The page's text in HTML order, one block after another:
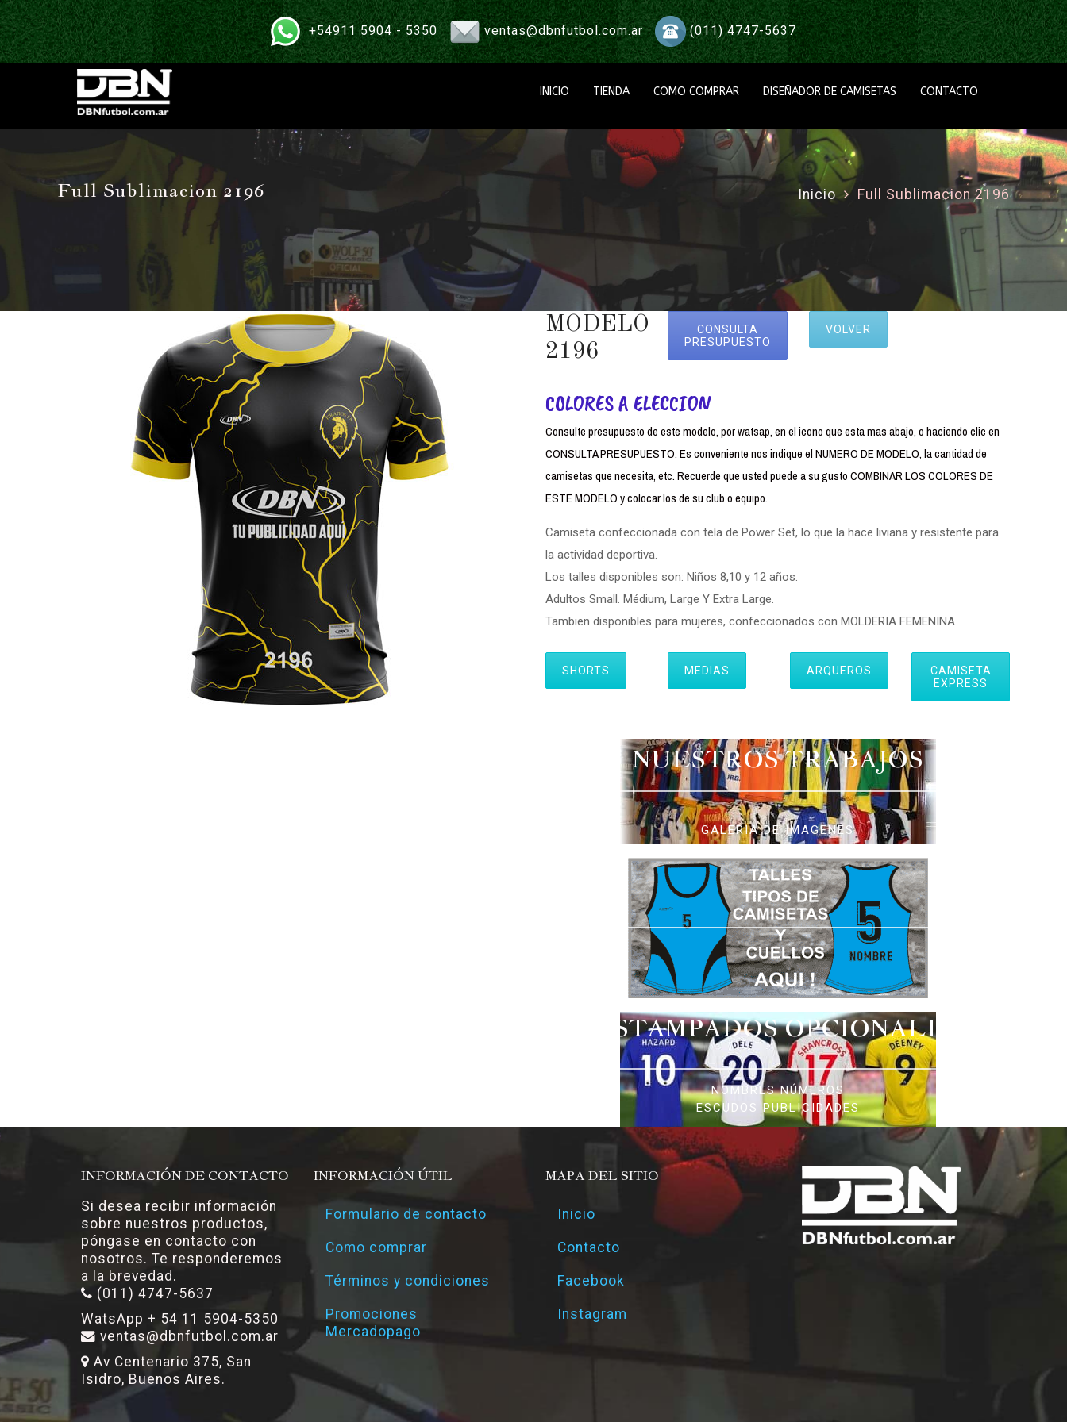
+54911 5904 - 5350 ventas@dbnfutbol.com.ar (011) 4747-5637
INICIO TIENDA COMO COMPRAR DISEÑADOR DE CAMISETAS CONTACTO
Full Sublimacion 2196 Inicio Full Sublimacion 2196
MODELO
2196
CONSULTA
PRESUPUESTO
VOLVER
COLORES A ELECCION
Consulte presupuesto de este modelo, por watsap, en el icono que esta mas abajo, o haciendo clic en
CONSULTA PRESUPUESTO. Es conveniente nos indique el NUMERO DE MODELO, la cantidad de
camisetas que necesita, etc. Recuerde que usted puede a su gusto COMBINAR LOS COLORES DE
ESTE MODELO y colocar los de su club o equipo.
Camiseta confeccionada con tela de Power Set, lo que la hace liviana y resistente para
la actividad deportiva.
Los talles disponibles son: Niños 8,10 y 12 años.
Adultos Small. Médium, Large Y Extra Large.
Tambien disponibles para mujeres, confeccionados con MOLDERIA FEMENINA
SHORTS MEDIAS ARQUEROS
CAMISETA
EXPRESS
NUESTROS TRABAJOS
GALERIA DE IMAGENES
ESTAMPADOS OPCIONALES
NOMBRES NÚMEROS
ESCUDOS PUBLICIDADES
INFORMACIÓN DE CONTACTO
Si desea recibir información
sobre nuestros productos,
póngase en contacto con
nosotros. Te responderemos
a la brevedad.
(011) 4747-5637
WatsApp + 54 11 5904-5350
ventas@dbnfutbol.com.ar
Av Centenario 375, San
Isidro, Buenos Aires.
INFORMACIÓN ÚTIL
Formulario de contacto
Como comprar
Términos y condiciones
Promociones
Mercadopago
MAPA DEL SITIO
Inicio
Contacto
Facebook
Instagram